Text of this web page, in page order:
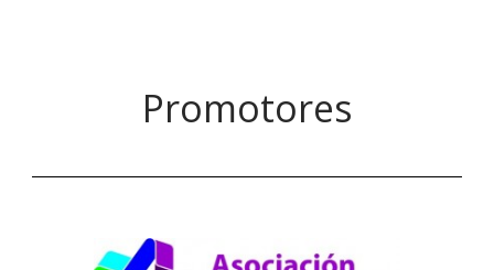
Promotores